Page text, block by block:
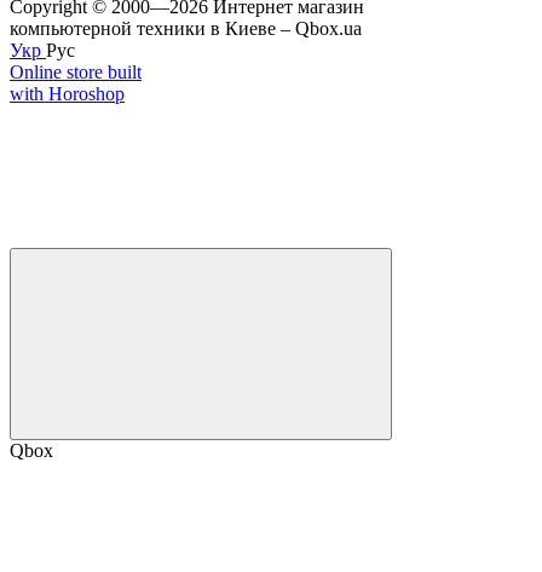
Copyright © 2000—2026 Интернет магазин
компьютерной техники в Киеве – Qbox.ua
Укр Рус
Online store built
with Horoshop
Qbox